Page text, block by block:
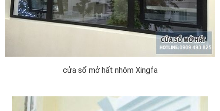
cửa sổ mở hất nhôm Xingfa